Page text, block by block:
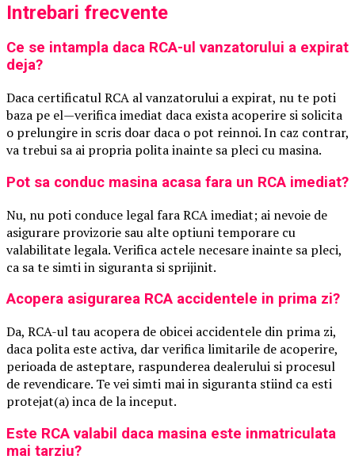
Intrebari frecvente
Ce se intampla daca RCA-ul vanzatorului a expirat
deja?
Daca certificatul RCA al vanzatorului a expirat, nu te poti
baza pe el—verifica imediat daca exista acoperire si solicita
o prelungire in scris doar daca o pot reinnoi. In caz contrar,
va trebui sa ai propria polita inainte sa pleci cu masina.
Pot sa conduc masina acasa fara un RCA imediat?
Nu, nu poti conduce legal fara RCA imediat; ai nevoie de
asigurare provizorie sau alte optiuni temporare cu
valabilitate legala. Verifica actele necesare inainte sa pleci,
ca sa te simti in siguranta si sprijinit.
Acopera asigurarea RCA accidentele in prima zi?
Da, RCA-ul tau acopera de obicei accidentele din prima zi,
daca polita este activa, dar verifica limitarile de acoperire,
perioada de asteptare, raspunderea dealerului si procesul
de revendicare. Te vei simti mai in siguranta stiind ca esti
protejat(a) inca de la inceput.
Este RCA valabil daca masina este inmatriculata
mai tarziu?